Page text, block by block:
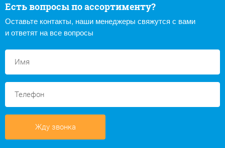
Есть вопросы по ассортименту?
Оставьте контакты, наши менеджеры свяжутся с вами
и ответят на все вопросы
Жду звонка